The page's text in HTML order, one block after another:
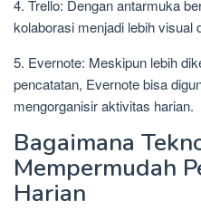
4. Trello: Dengan antarmuka
kolaborasi menjadi lebih visual
5. Evernote: Meskipun lebih
pencatatan, Evernote bisa
mengorganisir aktivitas harian.
Bagaimana
Mempermudah
Harian